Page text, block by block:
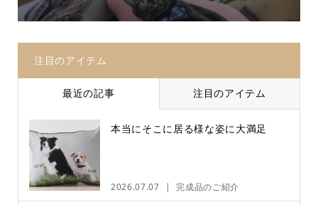
注目のアイテム
最近の記事 注目のアイテム
本当にそこに居る様な姿に大満足
2026.07.07 完成品のご紹介